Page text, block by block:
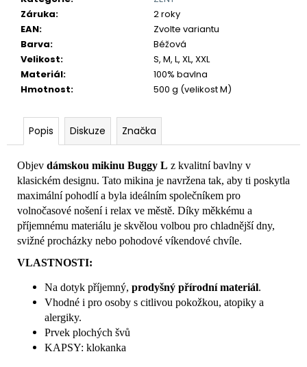
Záruka:
2 roky
EAN:
Zvolte variantu
Barva:
Béžová
Velikost:
S, M, L, XL, XXL
Materiál:
100% bavlna
Hmotnost: 500 g (velikost M)
Popis Diskuze Značka
Objev dámskou mikinu Buggy L z kvalitní bavlny v
klasickém designu. Tato mikina je navržena tak, aby ti poskytla
maximální pohodlí a byla ideálním společníkem pro
volnočasové nošení i relax ve městě. Díky měkkému a
příjemnému materiálu je skvělou volbou pro chladnější dny,
svižné procházky nebo pohodové víkendové chvíle.
VLASTNOSTI:
Na dotyk příjemný, prodyšný přírodní materiál.
Vhodné i pro osoby s citlivou pokožkou, atopiky a
alergiky.
Prvek plochých švů
KAPSY: klokanka